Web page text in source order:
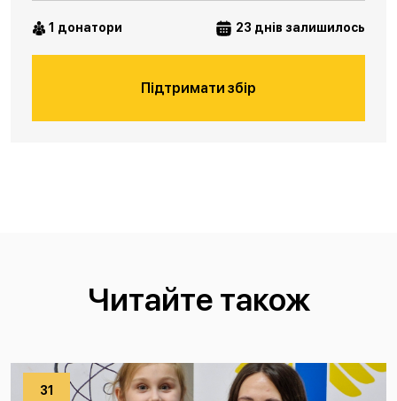
1 донатори 23 днів залишилось
Підтримати збір
Читайте також
31